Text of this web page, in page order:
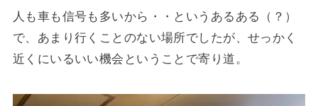
人も車も信号も多いから・・というあるある（？）
で、あまり行くことのない場所でしたが、せっかく
近くにいるいい機会ということで寄り道。